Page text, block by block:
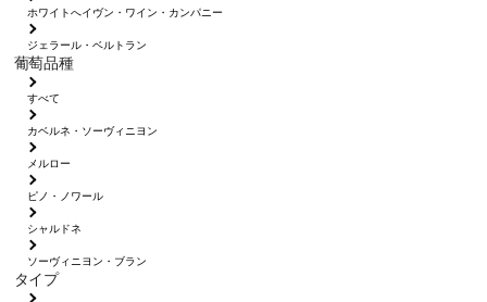
ホワイトへイヴン・ワイン・カンパニー
ジェラール・ベルトラン
葡萄品種
すべて
カベルネ・ソーヴィニヨン
メルロー
ピノ・ノワール
シャルドネ
ソーヴィニヨン・ブラン
タイプ